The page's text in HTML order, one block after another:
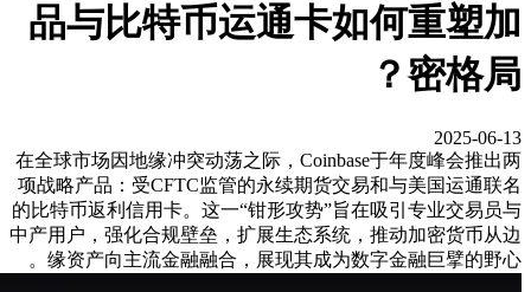
品与比特币运通卡如何重塑加
密格局？
2025-06-13
在全球市场因地缘冲突动荡之际，Coinbase于年度峰会推出两
项战略产品：受CFTC监管的永续期货交易和与美国运通联名
的比特币返利信用卡。这一“钳形攻势”旨在吸引专业交易员与
中产用户，强化合规壁垒，扩展生态系统，推动加密货币从边
缘资产向主流金融融合，展现其成为数字金融巨擘的野心。